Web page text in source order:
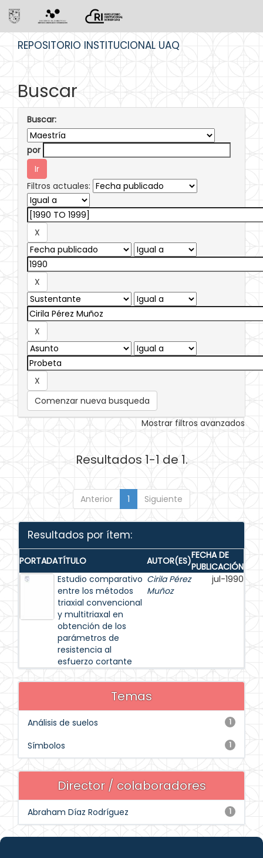
REPOSITORIO INSTITUCIONAL UAQ
Buscar
Buscar:
por
Filtros actuales:
Comenzar nueva busqueda
Mostrar filtros avanzados
Resultados 1-1 de 1.
Anterior 1 Siguiente
Resultados por ítem:
PORTADATÍTULO AUTOR(ES)FECHA DE
PUBLICACIÓN
Estudio comparativo
entre los métodos
triaxial convencional
y multitriaxal en
obtención de los
parámetros de
resistencia al
esfuerzo cortante
Cirila Pérez
Muñoz
jul-1990
Temas
1
Análisis de suelos
1
Símbolos
Director / colaboradores
1
Abraham Díaz Rodríguez